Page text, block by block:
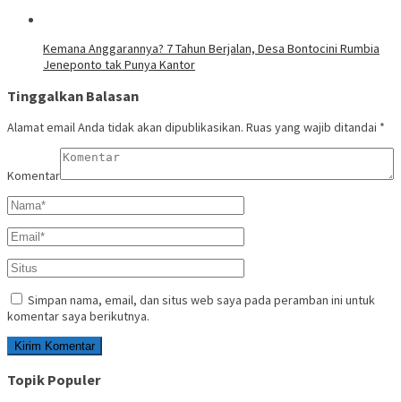
Kemana Anggarannya? 7 Tahun Berjalan, Desa Bontocini Rumbia
Jeneponto tak Punya Kantor
Tinggalkan Balasan
Alamat email Anda tidak akan dipublikasikan. Ruas yang wajib ditandai *
Komentar
Simpan nama, email, dan situs web saya pada peramban ini untuk
komentar saya berikutnya.
Topik Populer